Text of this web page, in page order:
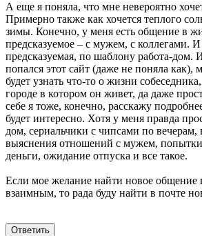
А еще я поняла, что мне невероятно
Примерно также как хочется теплого
зимы. Конечно, у меня есть общение в
предсказуемое – с мужем, с коллегами.
предсказуемая, по шаблону работа-дом.
попался этот сайт (даже не поняла как),
будет узнать что-то о жизни
городе в котором он живет, да даже
себе я тоже, конечно, расскажу
будет интересно. Хотя у меня правда
дом, сериальчики с чипсами по вечерам,
выяснения отношений с мужем, попытки
деньги, ожидание отпуска и все такое.
Если мое желание найти новое общение
взаимным, то рада буду найти в почте